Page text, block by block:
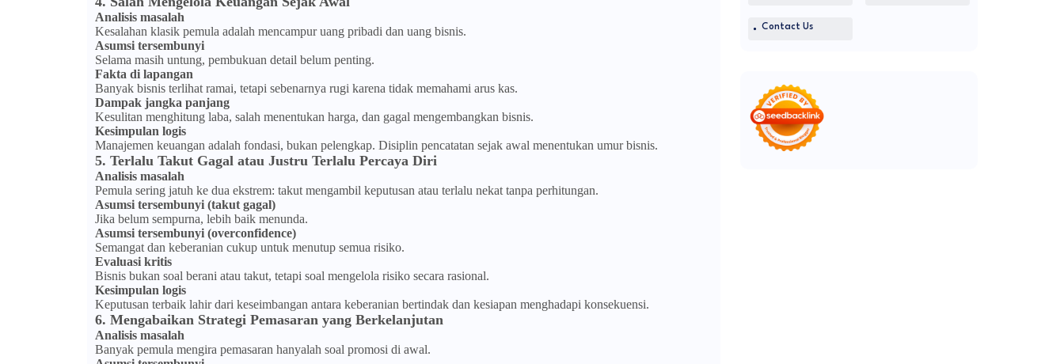
Analisis masalah
Kesalahan klasik pemula adalah mencampur uang pribadi dan uang bisnis.
Asumsi tersembunyi
Selama masih untung, pembukuan detail belum penting.
Fakta di lapangan
Banyak bisnis terlihat ramai, tetapi sebenarnya rugi karena tidak memahami arus kas.
Dampak jangka panjang
Kesulitan menghitung laba, salah menentukan harga, dan gagal mengembangkan bisnis.
Kesimpulan logis
Manajemen keuangan adalah fondasi, bukan pelengkap. Disiplin pencatatan sejak awal menentukan umur bisnis.
5. Terlalu Takut Gagal atau Justru Terlalu Percaya Diri
Analisis masalah
Pemula sering jatuh ke dua ekstrem: takut mengambil keputusan atau terlalu nekat tanpa perhitungan.
Asumsi tersembunyi (takut gagal)
Jika belum sempurna, lebih baik menunda.
Asumsi tersembunyi (overconfidence)
Semangat dan keberanian cukup untuk menutup semua risiko.
Evaluasi kritis
Bisnis bukan soal berani atau takut, tetapi soal mengelola risiko secara rasional.
Kesimpulan logis
Keputusan terbaik lahir dari keseimbangan antara keberanian bertindak dan kesiapan menghadapi konsekuensi.
6. Mengabaikan Strategi Pemasaran yang Berkelanjutan
Analisis masalah
Banyak pemula mengira pemasaran hanyalah soal promosi di awal.
Contact Us